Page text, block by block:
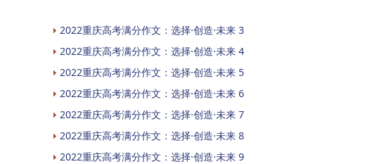
2022重庆高考满分作文：选择·创造·未来 3
2022重庆高考满分作文：选择·创造·未来 4
2022重庆高考满分作文：选择·创造·未来 5
2022重庆高考满分作文：选择·创造·未来 6
2022重庆高考满分作文：选择·创造·未来 7
2022重庆高考满分作文：选择·创造·未来 8
2022重庆高考满分作文：选择·创造·未来 9